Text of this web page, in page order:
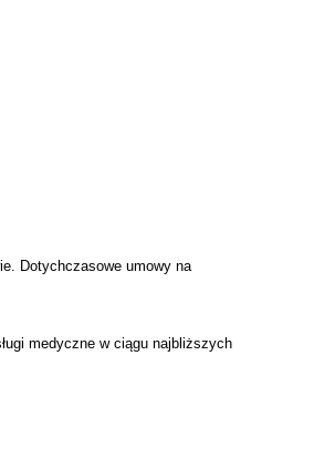
Dotychczasowe umowy na
medyczne w ciągu najbliższych